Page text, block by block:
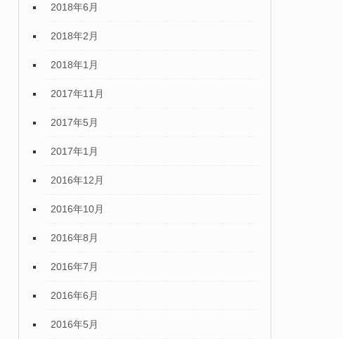
2018年6月
2018年2月
2018年1月
2017年11月
2017年5月
2017年1月
2016年12月
2016年10月
2016年8月
2016年7月
2016年6月
2016年5月